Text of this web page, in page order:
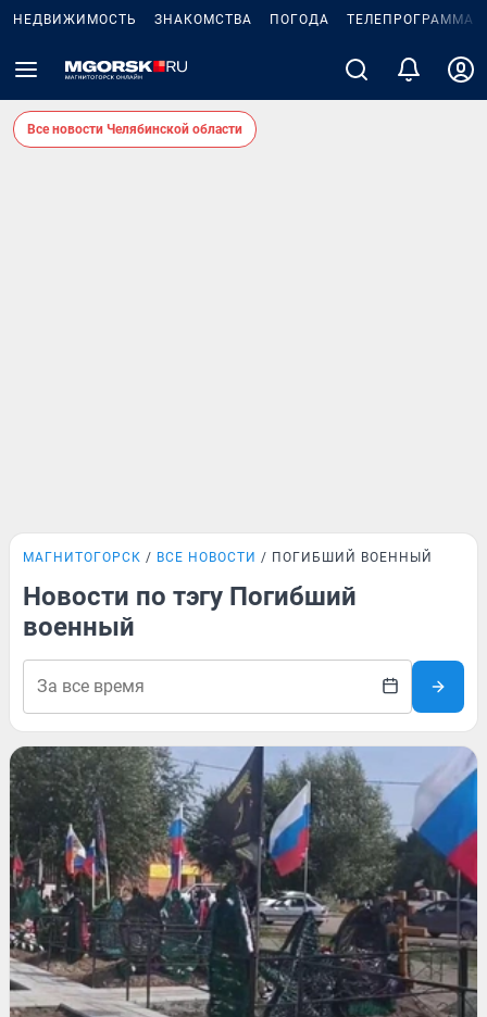
НЕДВИЖИМОСТЬ ЗНАКОМСТВА ПОГОДА ТЕЛЕПРОГРАММА
Все новости Челябинской области
МАГНИТОГОРСК ВСЕ НОВОСТИ ПОГИБШИЙ ВОЕННЫЙ
Новости по тэгу Погибший
военный